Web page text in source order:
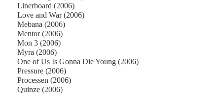
Linerboard (2006)
Love and War (2006)
Mebana (2006)
Mentor (2006)
Mon 3 (2006)
Myra (2006)
One of Us Is Gonna Die Young (2006)
Pressure (2006)
Processen (2006)
Quinze (2006)